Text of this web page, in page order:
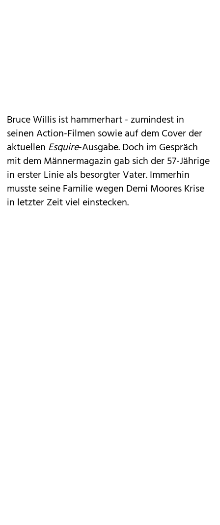
Bruce Willisist hammerhart - zumindest in
seinen Action-Filmen sowie auf dem Cover der
aktuellen Esquire-Ausgabe. Doch im Gespräch
mit dem Männermagazin gab sich der 57-Jährige
in erster Linie als besorgter Vater. Immerhin
musste seine Familie wegen Demi Moores Krise
in letzter Zeit viel einstecken.